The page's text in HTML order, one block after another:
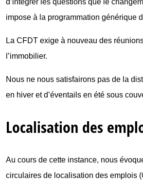
d’intégrer les questions que le
impose à la programmation générique
La CFDT exige à nouveau des
l’immobilier.
Nous ne nous satisfairons pas de la
en hiver et d’éventails en été sous
Localisation des
Au cours de cette instance, nous
circulaires de localisation des emplois